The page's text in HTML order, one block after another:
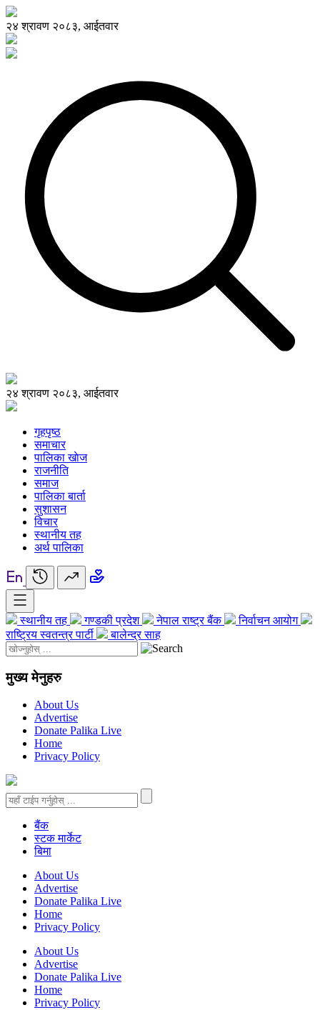
२४ श्रावण २०८३, आईतवार
२४ श्रावण २०८३, आईतवार
गृहपृष्ठ
समाचार
पालिका खाेज
राजनीति
समाज
पालिका बार्ता
सुशासन
विचार
स्थानीय तह
अर्थ पालिका
स्थानीय तह गण्डकी प्रदेश नेपाल राष्ट्र बैंक
निर्वाचन आयोग
राष्ट्रिय स्वतन्त्र पार्टी
बालेन्द्र साह
मुख्य मेनुहरु
About Us
Advertise
Donate Palika Live
Home
Privacy Policy
बैंक
स्टक मार्केट
बिमा
About Us
Advertise
Donate Palika Live
Home
Privacy Policy
About Us
Advertise
Donate Palika Live
Home
Privacy Policy